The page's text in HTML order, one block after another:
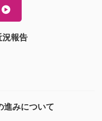
報告
進みについて